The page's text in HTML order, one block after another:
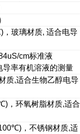
) ，玻璃材质,适合电导
cm标准液
导率有机溶液的测量
质,适合生物乙醇电导
) ，环氧树脂材质,适合
℃) ，不锈钢材质,适